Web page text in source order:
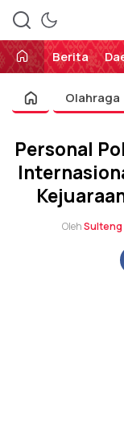
Berita
Olahraga
Personal
OlehSulteng